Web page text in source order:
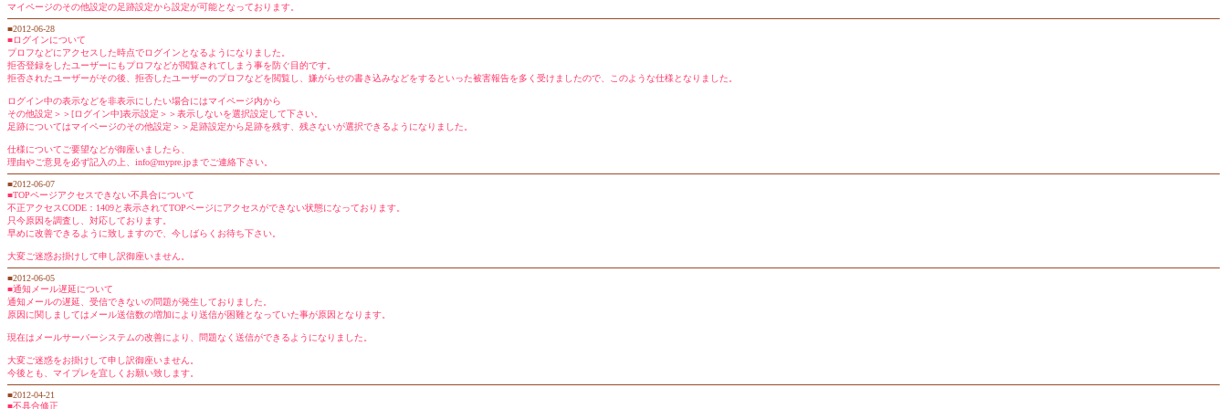
マイページのその他設定の足跡設定から設定が可能となっております。
■2012-06-28
■ログインについて
プロフなどにアクセスした時点でログインとなるようになりました。
拒否登録をしたユーザーにもプロフなどが閲覧されてしまう事を防ぐ目的です。
拒否されたユーザーがその後、拒否したユーザーのプロフなどを閲覧し、嫌がらせの書き込みなどをするといった被害報告を多く受けましたので、このような仕様となりました。
ログイン中の表示などを非表示にしたい場合にはマイページ内から
その他設定＞＞[ログイン中]表示設定＞＞表示しないを選択設定して下さい。
足跡についてはマイページのその他設定＞＞足跡設定から足跡を残す、残さないが選択できるようになりました。
仕様についてご要望などが御座いましたら、
理由やご意見を必ず記入の上、info@mypre.jpまでご連絡下さい。
■2012-06-07
■TOPページアクセスできない不具合について
不正アクセスCODE：1409と表示されてTOPページにアクセスができない状態になっております。
只今原因を調査し、対応しております。
早めに改善できるように致しますので、今しばらくお待ち下さい。
大変ご迷惑お掛けして申し訳御座いません。
■2012-06-05
■通知メール遅延について
通知メールの遅延、受信できないの問題が発生しておりました。
原因に関しましてはメール送信数の増加により送信が困難となっていた事が原因となります。
現在はメールサーバーシステムの改善により、問題なく送信ができるようになりました。
大変ご迷惑をお掛けして申し訳御座いません。
今後とも、マイプレを宜しくお願い致します。
■2012-04-21
■不具合修正